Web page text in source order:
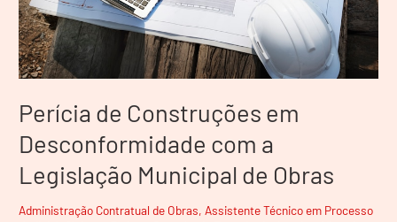
Perícia de Construções em
Desconformidade com a
Legislação Municipal de Obras
Administração Contratual de Obras, Assistente Técnico em Processo
Municipal
de
Obras